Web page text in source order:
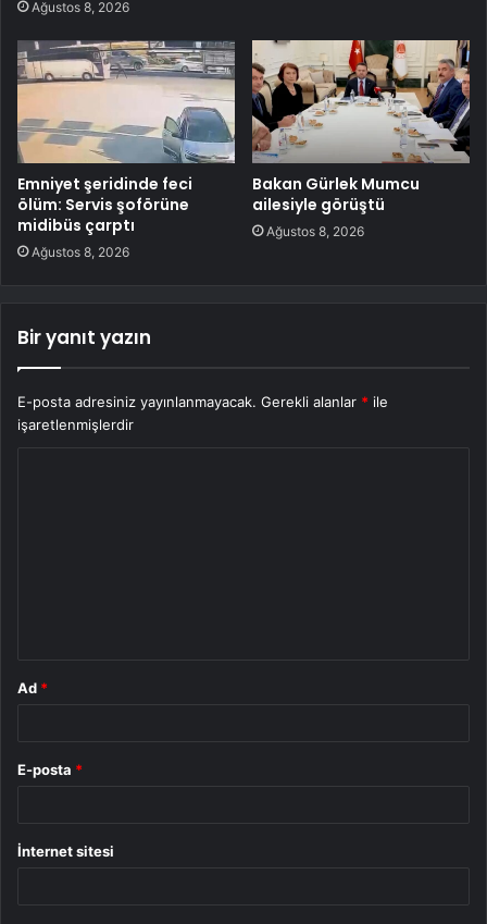
Ağustos 8, 2026
Emniyet şeridinde feci
ölüm: Servis şoförüne
midibüs çarptı
Ağustos 8, 2026
Bakan Gürlek Mumcu
ailesiyle görüştü
Ağustos 8, 2026
Bir yanıt yazın
E-posta adresiniz yayınlanmayacak. Gerekli alanlar * ile
işaretlenmişlerdir
Ad *
E-posta *
İnternet sitesi